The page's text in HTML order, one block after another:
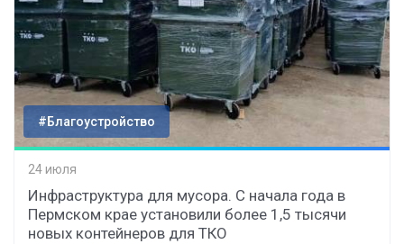
#Благоустройство
24 июля
Инфраструктура для мусора. С начала года в
Пермском крае установили более 1,5 тысячи
новых контейнеров для ТКО